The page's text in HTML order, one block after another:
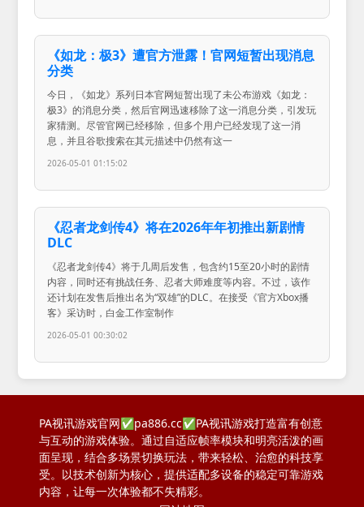
《如龙：极3》遭官方泄露！官网短暂出现消息
分类
今日，《如龙》系列日本官网短暂出现了未公布游戏《如龙：
极3》的消息分类，然后官网迅速移除了这一消息分类，引发玩
家猜测。尽管官网已经移除，但多个用户已经发现了这一消
息，并且谷歌搜索在其元描述中仍然有这一
2026-05-01 01:15:02
《忍者龙剑传4》将在2026年年初推出新剧情
DLC
《忍者龙剑传4》将于几周后发售，包含约15至20小时的剧情
内容，同时还有挑战任务、忍者大师难度等内容。不过，该作
还计划在发售后推出名为“双雄”的DLC。在接受《官方Xbox播
客》采访时，白金工作室制作
2026-05-01 00:30:02
PA视讯游戏官网✅pa886.cc✅PA视讯游戏打造富有创意
与互动的游戏体验。通过自适应帧率模块和明亮活泼的画
面呈现，结合多场景切换玩法，带来轻松、治愈的科技享
受。以技术创新为核心，提供适配多设备的稳定可靠游戏
内容，让每一次体验都不失精彩。